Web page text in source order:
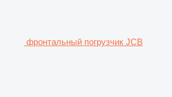
фронтальный погрузчик JCB